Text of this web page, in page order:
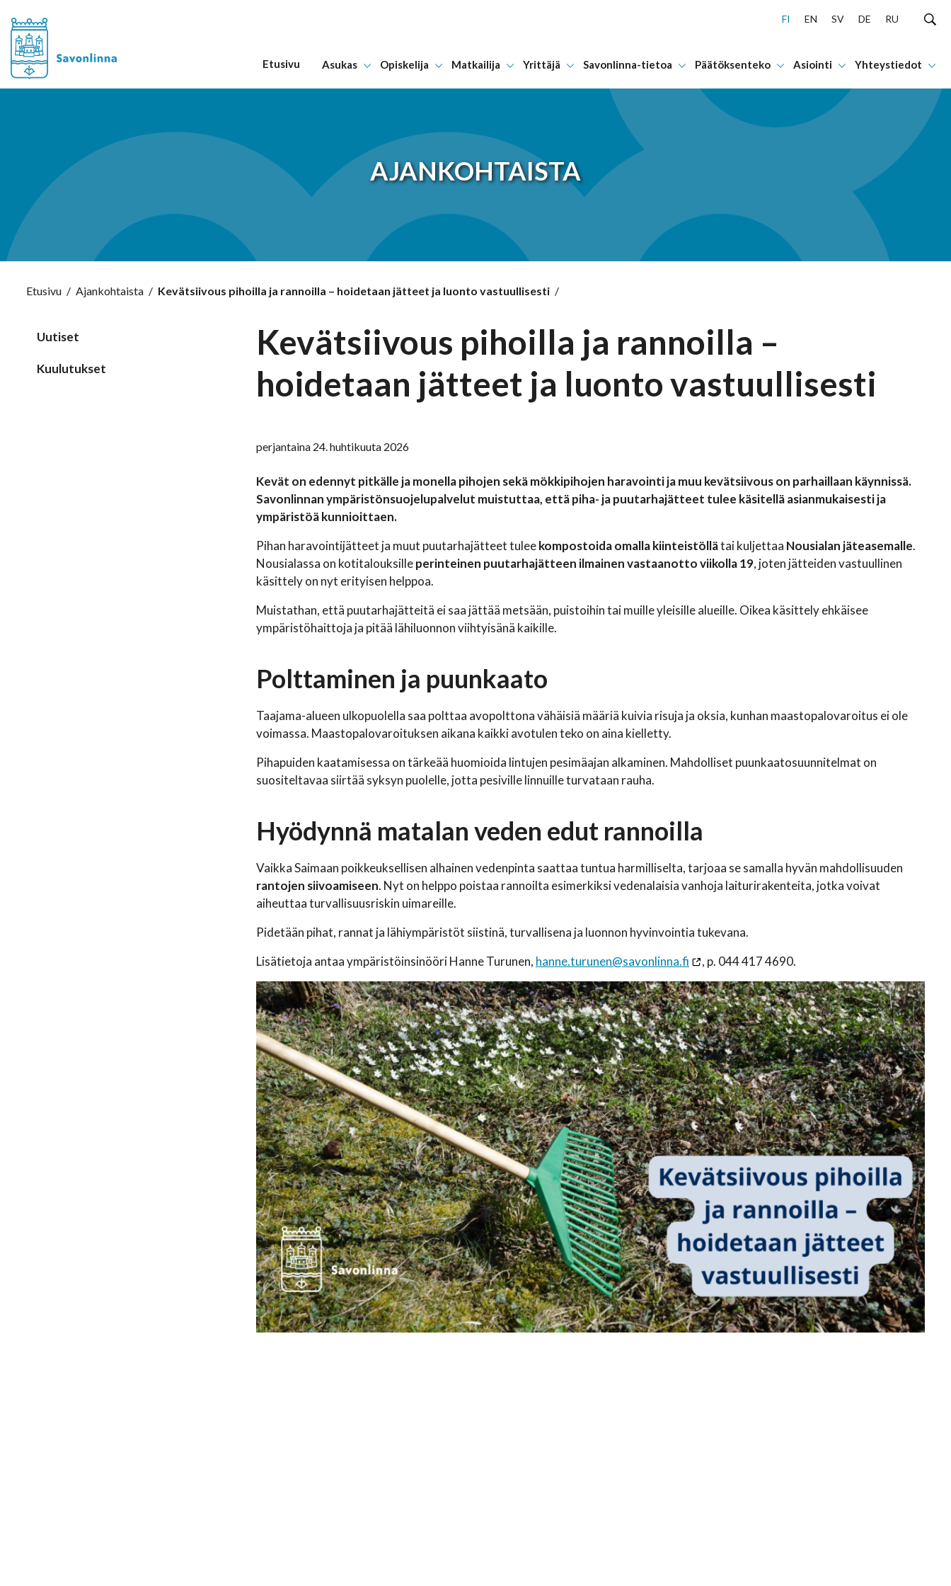
Hyppää sisältöön
FI EN SV DE RU
Etusivu Asukas Opiskelija Matkailija Yrittäjä Savonlinna-tietoa Päätöksenteko Asiointi Yhteystiedot
AJANKOHTAISTA
Etusivu / Ajankohtaista / Kevätsiivous pihoilla ja rannoilla – hoidetaan jätteet ja luonto vastuullisesti /
Uutiset
Kuulutukset
Kevätsiivous pihoilla ja rannoilla –
hoidetaan jätteet ja luonto vastuullisesti
perjantaina 24. huhtikuuta 2026
Kevät on edennyt pitkälle ja monella pihojen sekä mökkipihojen haravointi ja muu kevätsiivous on parhaillaan käynnissä.
Savonlinnan ympäristönsuojelupalvelut muistuttaa, että piha- ja puutarhajätteet tulee käsitellä asianmukaisesti ja
ympäristöä kunnioittaen.
Pihan haravointijätteet ja muut puutarhajätteet tuleekompostoida omalla kiinteistöllätai kuljettaa Nousialan jäteasemalle.
Nousialassa on kotitalouksilleperinteinen puutarhajätteen ilmainen vastaanotto viikolla 19, joten jätteiden vastuullinen
käsittely on nyt erityisen helppoa.
Muistathan, että puutarhajätteitä ei saa jättää metsään, puistoihin tai muille yleisille alueille. Oikea käsittely ehkäisee
ympäristöhaittoja ja pitää lähiluonnon viihtyisänä kaikille.
Polttaminen ja puunkaato
Taajama-alueen ulkopuolella saa polttaa avopolttona vähäisiä määriä kuivia risuja ja oksia, kunhan maastopalovaroitus ei ole
voimassa. Maastopalovaroituksen aikana kaikki avotulen teko on aina kielletty.
Pihapuiden kaatamisessa on tärkeää huomioida lintujen pesimäajan alkaminen. Mahdolliset puunkaatosuunnitelmat on
suositeltavaa siirtää syksyn puolelle, jotta pesiville linnuille turvataan rauha.
Hyödynnä matalan veden edut rannoilla
Vaikka Saimaan poikkeuksellisen alhainen vedenpinta saattaa tuntua harmilliselta, tarjoaa se samalla hyvän mahdollisuuden
rantojen siivoamiseen. Nyt on helppo poistaa rannoilta esimerkiksi vedenalaisia vanhoja laiturirakenteita, jotka voivat
aiheuttaa turvallisuusriskin uimareille.
Pidetään pihat, rannat ja lähiympäristöt siistinä, turvallisena ja luonnon hyvinvointia tukevana.
Lisätietoja antaa ympäristöinsinööri Hanne Turunen, hanne.turunen@savonlinna.fi , p. 044 417 4690.